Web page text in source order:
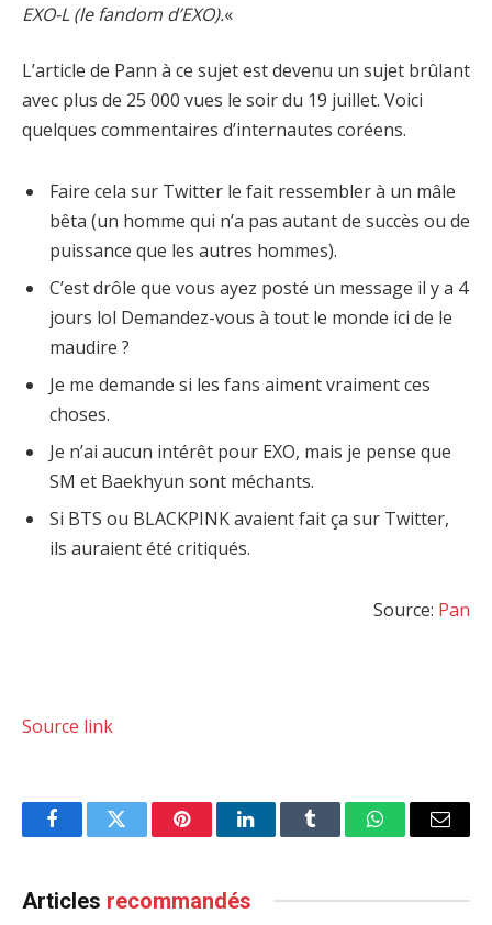
EXO-L (le fandom d’EXO).«
L’article de Pann à ce sujet est devenu un sujet brûlant
avec plus de 25 000 vues le soir du 19 juillet. Voici
quelques commentaires d’internautes coréens.
Faire cela sur Twitter le fait ressembler à un mâle
bêta (un homme qui n’a pas autant de succès ou de
puissance que les autres hommes).
C’est drôle que vous ayez posté un message il y a 4
jours lol Demandez-vous à tout le monde ici de le
maudire ?
Je me demande si les fans aiment vraiment ces
choses.
Je n’ai aucun intérêt pour EXO, mais je pense que
SM et Baekhyun sont méchants.
Si BTS ou BLACKPINK avaient fait ça sur Twitter,
ils auraient été critiqués.
Source: Pan
Source link
FacebookTwitter PinterestLinkedInTumblr WhatsAppEmail
Articles recommandés